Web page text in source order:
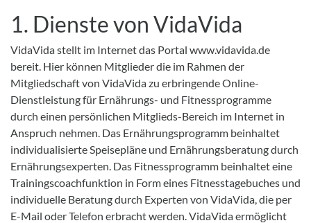
1. Dienste von VidaVida
VidaVida stellt im Internet das Portal www.vidavida.de
bereit. Hier können Mitglieder die im Rahmen der
Mitgliedschaft von VidaVida zu erbringende Online-
Dienstleistung für Ernährungs- und Fitnessprogramme
durch einen persönlichen Mitglieds-Bereich im Internet in
Anspruch nehmen. Das Ernährungsprogramm beinhaltet
individualisierte Speisepläne und Ernährungsberatung durch
Ernährungsexperten. Das Fitnessprogramm beinhaltet eine
Trainingscoachfunktion in Form eines Fitnesstagebuches und
individuelle Beratung durch Experten von VidaVida, die per
E-Mail oder Telefon erbracht werden. VidaVida ermöglicht